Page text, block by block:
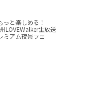
っと楽しめる！
LOVEWalker生放送
ミアム夜景フェ